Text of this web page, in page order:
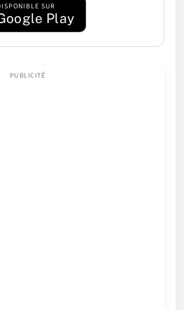
SUR
Play